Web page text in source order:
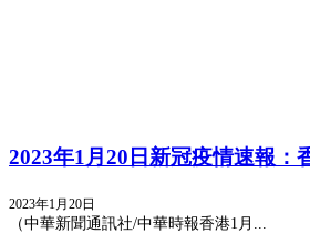
2023年1月20日新冠疫情速報：
2023年1月20日
（中華新聞通訊社/中華時報香港1月...